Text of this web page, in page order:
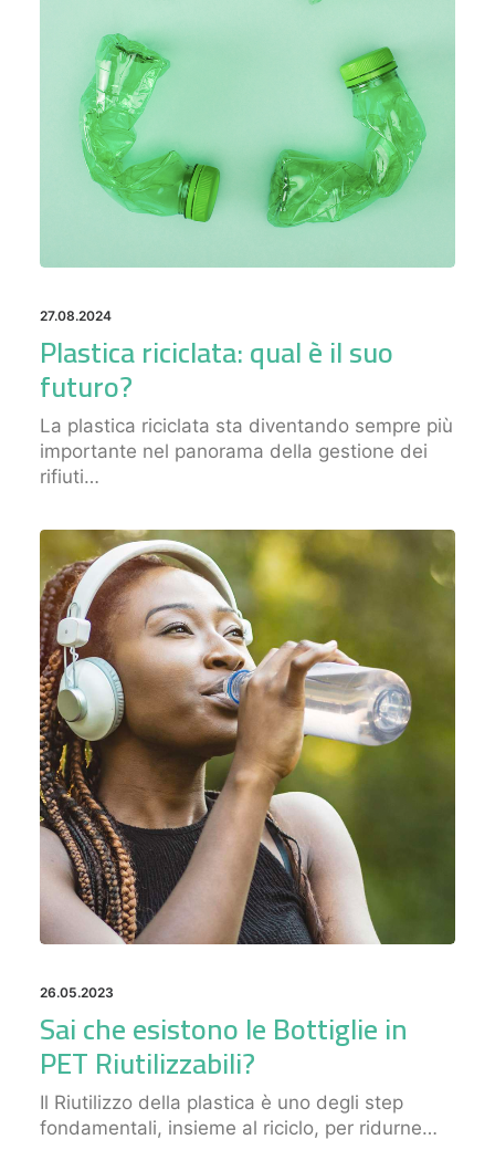
27.08.2024
Plastica riciclata: qual è il suo
futuro?
La plastica riciclata sta diventando sempre più
importante nel panorama della gestione dei
rifiuti…
26.05.2023
Sai che esistono le Bottiglie in
PET Riutilizzabili?
Il Riutilizzo della plastica è uno degli step
fondamentali, insieme al riciclo, per ridurne…